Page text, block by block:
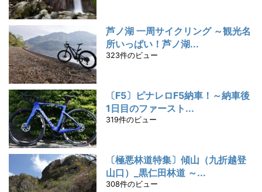
芦ノ湖 一周サイクリング ～観光名
所いっぱい！芦ノ湖...
323件のビュー
〔F5〕ピナレロF5納車！～納車後
1日目のファースト...
319件のビュー
〔極悪林道特集〕傾山（九折越登
山口）_黒仁田林道 ～...
308件のビュー